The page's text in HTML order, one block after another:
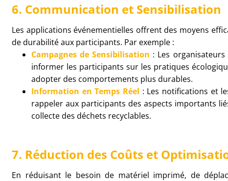
6. Communication et Sensibilisation
Les applications événementielles offrent des moyens
de durabilité aux participants. Par exemple :
Campagnes de Sensibilisation : Les
informer les participants sur les pratiques
adopter des comportements plus durables.
Information en Temps Réel : Les notifications et
rappeler aux participants des aspects importants
collecte des déchets recyclables.
7. Réduction des Coûts et
En réduisant le besoin de matériel imprimé, de